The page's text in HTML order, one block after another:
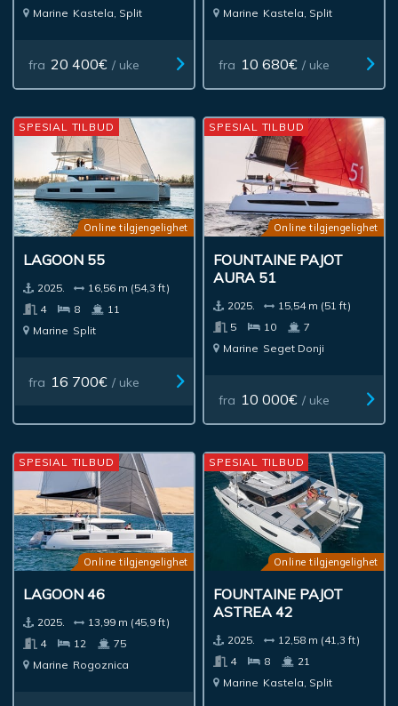
Marine Kastela, Split
fra 20 400€ / uke
Marine Kastela, Split
fra 10 680€ / uke
Online tilgjengelighet
LAGOON 55
2025.
16,56 m (54,3 ft)
4
8
11
Marine Split
fra 16 700€ / uke
SPESIAL TILBUD
Online tilgjengelighet
FOUNTAINE PAJOT
AURA 51
2025.
15,54 m (51 ft)
5
10
7
Marine Seget Donji
fra 10 000€ / uke
SPESIAL TILBUD
Online tilgjengelighet
LAGOON 46
2025.
13,99 m (45,9 ft)
4
12
75
Marine Rogoznica
SPESIAL TILBUD
Online tilgjengelighet
FOUNTAINE PAJOT
ASTREA 42
2025.
12,58 m (41,3 ft)
4
8
21
Marine Kastela, Split
SPESIAL TILBUD